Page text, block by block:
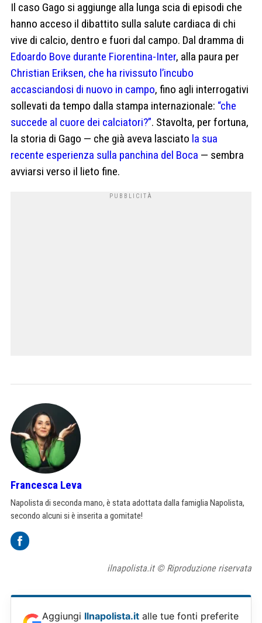
Il caso Gago si aggiunge alla lunga scia di episodi che
hanno acceso il dibattito sulla salute cardiaca di chi
vive di calcio, dentro e fuori dal campo. Dal dramma di
Edoardo Bove durante Fiorentina-Inter, alla paura per
Christian Eriksen, che ha rivissuto l’incubo
accasciandosi di nuovo in campo, fino agli interrogativi
sollevati da tempo dalla stampa internazionale: “che
succede al cuore dei calciatori?”. Stavolta, per fortuna,
la storia di Gago — che già aveva lasciato la sua
recente esperienza sulla panchina del Boca — sembra
avviarsi verso il lieto fine.
Francesca Leva
Napolista di seconda mano, è stata adottata dalla famiglia Napolista,
secondo alcuni si è inserita a gomitate!
ilnapolista.it © Riproduzione riservata
Aggiungi Ilnapolista.it alle tue fonti preferite